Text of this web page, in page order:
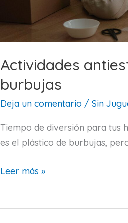
Actividades
burbujas
Deja un comentario /Sin
Tiempo de diversión para tus
es el plástico de burbujas,
Actividades
Leer más »